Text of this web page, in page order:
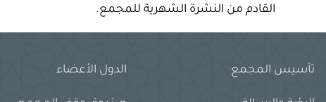
القادم من النشرة الشهرية للمجمع.
تأسيس المجمع الدول الأعضاء